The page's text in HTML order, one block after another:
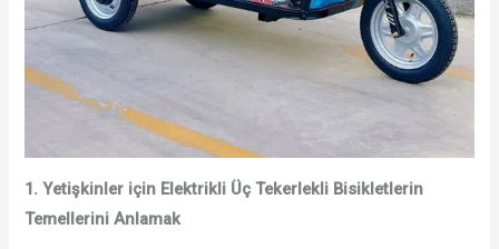
1. Yetişkinler için Elektrikli Üç Tekerlekli Bisikletlerin
Temellerini Anlamak